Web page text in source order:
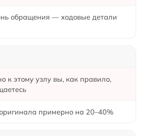
обращения — ходовые детали
к этому узлу вы, как правило,
примерно на 20–40%